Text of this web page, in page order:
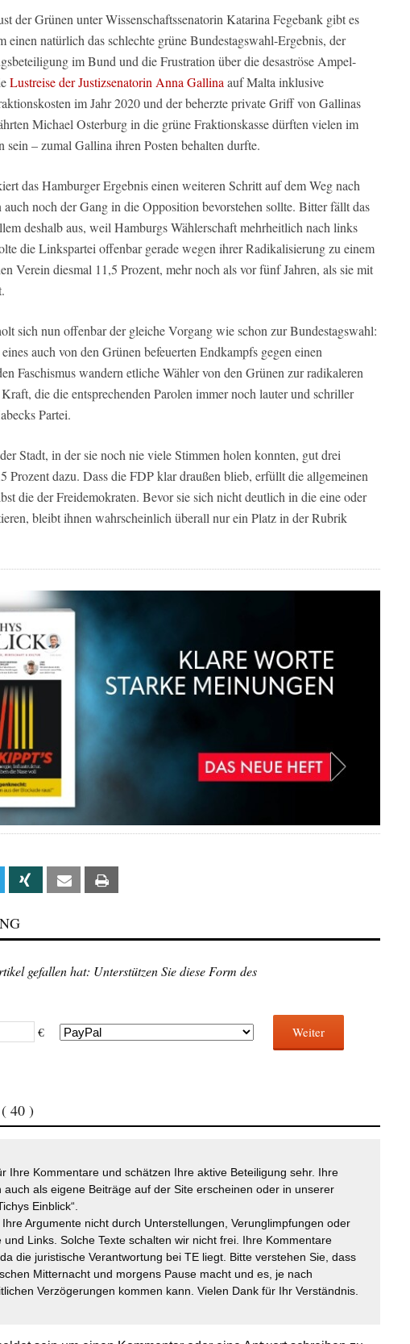
der Grünen unter Wissenschaftssenatorin Katarina Fegebank gibt es
einen natürlich das schlechte grüne Bundestagswahl-Ergebnis, der
im Bund und die Frustration über die desaströse Ampel-
Lustreise der Justizsenatorin Anna Gallina auf Malta inklusive
im Jahr 2020 und der beherzte private Griff von Gallinas
Michael Osterburg in die grüne Fraktionskasse dürften vielen im
sein – zumal Gallina ihren Posten behalten durfte.
das Hamburger Ergebnis einen weiteren Schritt auf dem Weg nach
noch der Gang in die Opposition bevorstehen sollte. Bitter fällt das
deshalb aus, weil Hamburgs Wählerschaft mehrheitlich nach links
die Linkspartei offenbar gerade wegen ihrer Radikalisierung zu einem
Verein diesmal 11,5 Prozent, mehr noch als vor fünf Jahren, als sie mit
sich nun offenbar der gleiche Vorgang wie schon zur Bundestagswahl:
auch von den Grünen befeuerten Endkampfs gegen einen
Faschismus wandern etliche Wähler von den Grünen zur radikaleren
die die entsprechenden Parolen immer noch lauter und schriller
Partei.
Stadt, in der sie noch nie viele Stimmen holen konnten, gut drei
Prozent dazu. Dass die FDP klar draußen blieb, erfüllt die allgemeinen
die der Freidemokraten. Bevor sie sich nicht deutlich in die eine oder
bleibt ihnen wahrscheinlich überall nur ein Platz in der Rubrik
Linkedin Xing Email
gefallen hat: Unterstützen Sie diese Form des
€ Weiter
( 40 )
Ihre Kommentare und schätzen Ihre aktive Beteiligung sehr. Ihre
auch als eigene Beiträge auf der Site erscheinen oder in unserer
Einblick“.
Argumente nicht durch Unterstellungen, Verunglimpfungen oder
und Links. Solche Texte schalten wir nicht frei. Ihre Kommentare
die juristische Verantwortung bei TE liegt. Bitte verstehen Sie, dass
Mitternacht und morgens Pause macht und es, je nach
Verzögerungen kommen kann. Vielen Dank für Ihr Verständnis.